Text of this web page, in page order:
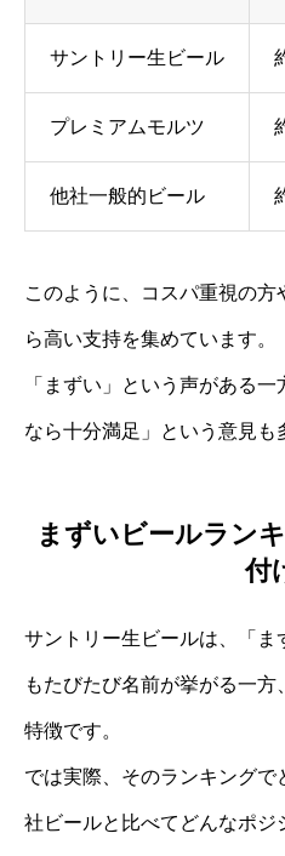
サントリー生ビール
プレミアムモルツ
他社一般的ビール
このように、コスパ重視の
ら高い支持を集めています。
「まずい」という声がある
なら十分満足」という意見も
まずいビールラン
付
サントリー生ビールは、「
もたびたび名前が挙がる一
特徴です。
では実際、そのランキング
社ビールと比べてどんなポジ